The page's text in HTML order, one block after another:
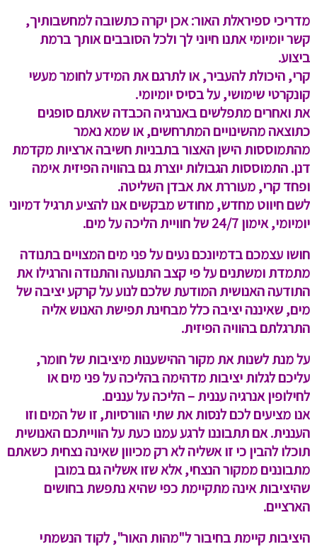
מדריכי ספיראלת האור:אכן יקרה כתשובה למחשבותיך,
קשר יומיומי אתנו חיוני לך ולכל הסובבים אותך ברמת
ביצוע.
קרי, היכולת להעביר, או לתרגם את המידע לחומר מעשי
קונקרטי שימושי, על בסיס יומיומי.
את ואחרים מתפלשים באנרגיה הכבדה שאתם סופגים
כתוצאה מהשינויים המתרחשים, או שמא נאמר
מהתמוססות הישן האצור בתבניות חשיבה ארציות מקדמת
דנן. התמוססות הגבולות יוצרת גם בהוויה הפיזית אימה
ופחד קרי, מעוררת את אבדן השליטה.
לשם חיווט מחדש, מחודש מבקשים אנו להציע תרגיל דמיוני
יומיומי, אימון 24/7 של חוויית הליכה על מים.
חושו עצמכם בדמיונכם נעים על פני מים המצויים בתנודה
מתמדת ומשתנים על פי קצב התנועה והתנודה והרגילו את
התודעה האנושית המודעת שלכם לנוע על קרקע יציבה של
מים, שאיננה יציבה כלל מבחינת תפישת האנוש אליה
התרגלתם בהוויה הפיזית.
על מנת לשנות את מקור ההישענות מיציבות של חומר,
עליכם לגלות יציבות מדהימה בהליכה על פני מים או
לחילופין אנרגיה עננית – הליכה על עננים.
אנו מציעים לכם לנסות את שתי הוורסיות, זו של המים וזו
העננית. אם תתבוננו לרגע עמנו כעת על הווייתכם האנושית
תוכלו להבין כי זו אשליה לא רק מכיוון שאינה נצחית כשאתם
מתבוננים ממקור הנצחי, אלא שזו אשליה גם במובן
שהיציבות אינה מתקיימת כפי שהיא נתפשת בחושים
הארציים.
היציבות קיימת בחיבור ל"מהות האור", לקוד הנשמתי